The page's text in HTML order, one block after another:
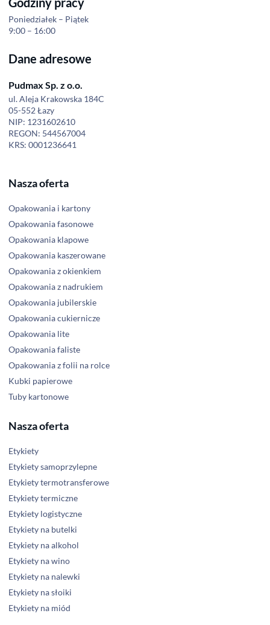
Poniedziałek – Piątek
9:00 – 16:00
Dane adresowe
Pudmax Sp. z o.o.
ul. Aleja Krakowska 184C
05-552 Łazy
NIP: 1231602610
REGON: 544567004
KRS: 0001236641
Nasza oferta
Opakowania i kartony
Opakowania fasonowe
Opakowania klapowe
Opakowania kaszerowane
Opakowania z okienkiem
Opakowania z nadrukiem
Opakowania jubilerskie
Opakowania cukiernicze
Opakowania lite
Opakowania faliste
Opakowania z folii na rolce
Kubki papierowe
Tuby kartonowe
Nasza oferta
Etykiety
Etykiety samoprzylepne
Etykiety termotransferowe
Etykiety termiczne
Etykiety logistyczne
Etykiety na butelki
Etykiety na alkohol
Etykiety na wino
Etykiety na nalewki
Etykiety na słoiki
Etykiety na miód